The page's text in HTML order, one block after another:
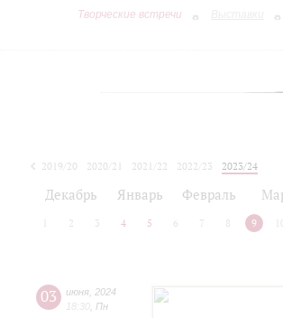
Творческие встречи
2019/20 2020/21 2021/22 2022/23
2023/24
Декабрь Январь Февраль
2 3 4 5 6 7 8 9
03 июня 2024
18:30 Пн